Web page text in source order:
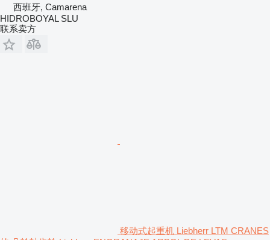
西班牙, Camarena
HIDROBOYAL SLU
联系卖方
移动式起重机 Liebherr LTM CRANES